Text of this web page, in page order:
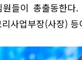
들이 총출동한
사업부장(사장)